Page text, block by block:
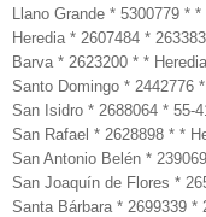
Llano Grande * 5300779 *
Heredia * 2607484 *
Barva * 2623200 * *
Santo Domingo * 2442776
San Isidro * 2688064 * 55-
San Rafael * 2628898 * *
San Antonio Belén *
San Joaquín de Flores *
Santa Bárbara * 2699339 *